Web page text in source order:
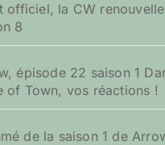
officiel, la CW
8
épisode 22 saison 1
of Town, vos réactions !
de la saison 1 de